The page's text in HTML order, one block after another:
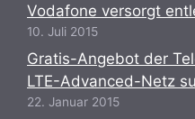
Vodafone versorgt
10. Juli 2015
Gratis-Angebot der
LTE-Advanced-Netz
22. Januar 2015